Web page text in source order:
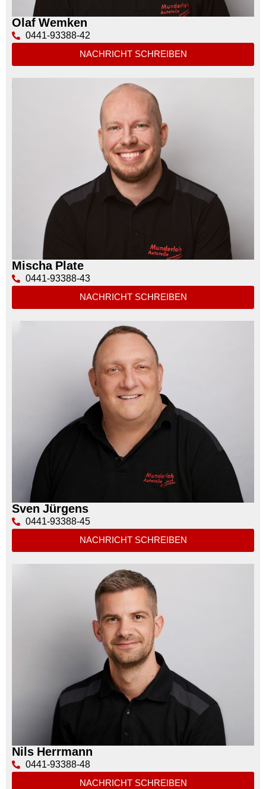
Olaf Wemken
0441-93388-42
NACHRICHT SCHREIBEN
Mischa Plate
0441-93388-43
NACHRICHT SCHREIBEN
Sven Jürgens
0441-93388-45
NACHRICHT SCHREIBEN
Nils Herrmann
0441-93388-48
NACHRICHT SCHREIBEN